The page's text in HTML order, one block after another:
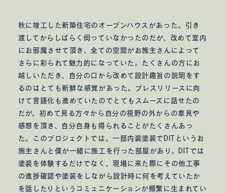
秋に竣工した新築住宅のオープンハウスがあった。引き
渡してからしばらく伺っていなかったのだが、改めて室内
にお邪魔させて頂き、全ての空間がお施主さんによって
さらに彩られて魅力的になっていた。たくさんの方にお
越しいただき、自分の口から改めて設計趣旨の説明をす
るのはとても新鮮な感覚があった。プレスリリースに向
けて言語化も進めていたのでとてもスムーズに話せたの
だが、初めて見る方々から自分の視野の外からの意見や
感想を頂き、自分自身も得られることがたくさんあっ
た。このプロジェクトでは、一部内装塗装でDITというお
施主さんと僕が一緒に施工を行った部屋があり。DITでは
塗装を体験するだけでなく、現場に来た際にその他工事
の進捗確認や塗装をしながら設計時に何を考えていたか
を話したりというコミュニケーションが頻繁に生まれてい